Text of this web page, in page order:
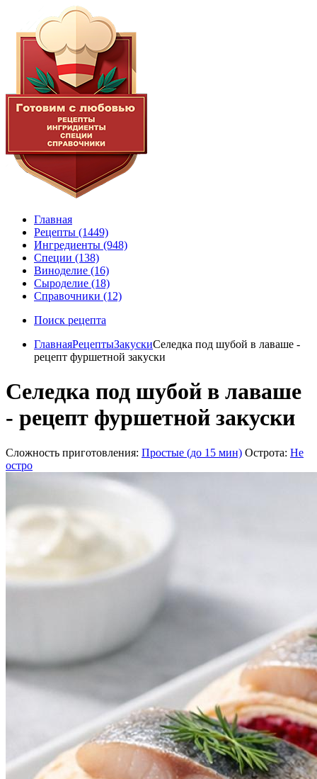
Главная
Рецепты (1449)
Ингредиенты (948)
Специи (138)
Виноделие (16)
Сыроделие (18)
Справочники (12)
Поиск рецепта
ГлавнаяРецептыЗакускиСеледка под шубой в лаваше -
рецепт фуршетной закуски
Селедка под шубой в лаваше
- рецепт фуршетной закуски
Сложность приготовления: Простые (до 15 мин) Острота: Не
остро